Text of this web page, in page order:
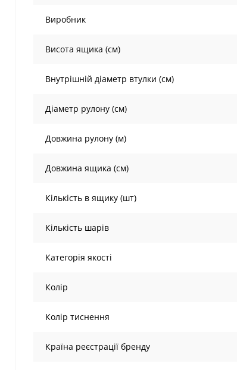
Виробник
Висота ящика (см)
Внутрішній діаметр втулки (см)
Діаметр рулону (см)
Довжина рулону (м)
Довжина ящика (см)
Кількість в ящику (шт)
Кількість шарів
Категорія якості
Колір
Колір тиснення
Країна реєстрації бренду